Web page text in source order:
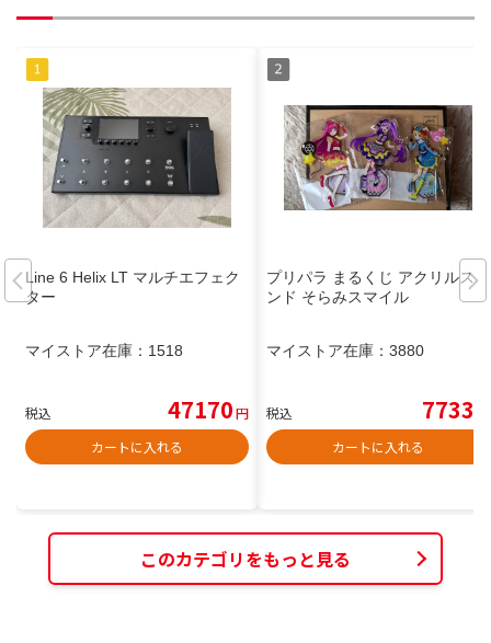
Line 6 Helix LT マルチエフェク
ター
マイストア在庫： 1518
税込 47170円
カートに入れる
プリパラ まるくじ アクリルスタ
ンド そらみスマイル
マイストア在庫： 3880
税込 7733
カートに入れる
このカテゴリをもっと見る